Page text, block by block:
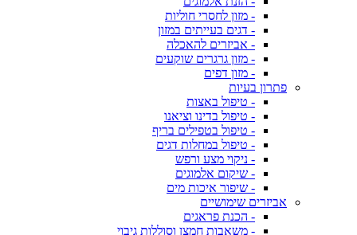
- מזון לחסרי חוליות
- דגים בעייתים במזון
- אביזרים להאכלה
- מזון גרגרים שוקעים
- מזון דפים
פתרון בעיות
- טיפול באצות
- טיפול בדינו וציאנו
- טיפול בטפילים בריף
- טיפול במחלות דגים
- ניקוי מצע ורפש
- שיקום אלמוגים
- שיפור איכות מים
אביזרים שימושיים
- הכנת פראגים
- משאבות חמצן וסוללות גיבוי